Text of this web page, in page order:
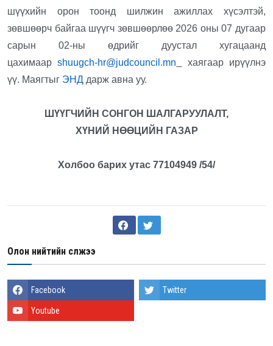
шүүхийн орон тоонд шилжин ажиллах хүсэлтэй,
зөвшөөрч байгаа шүүгч зөвшөөрлөө 2026 оны 07 дугаар
сарын 02-ны өдрийг дуустал хугацаанд
цахимаарshuugch-hr@judcouncil.mn
хаягаар ирүүлнэ
үү. Маягтыг ЭНД дарж авна уу.
ШҮҮГЧИЙН СОНГОН ШАЛГАРУУЛАЛТ,
ХҮНИЙ НӨӨЦИЙН ГАЗАР
Холбоо барих утас 77104949 /54/
Олон нийтийн сүлжээ
Facebook Twitter
Youtube